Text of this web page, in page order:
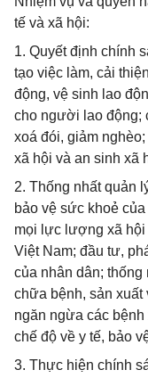
tế và xã hội:
1. Quyết định chính
tạo việc làm, cải
động, vệ sinh lao
cho người lao động;
xoá đói, giảm
xã hội và an sinh xã
2. Thống nhất quản
bảo vệ sức khoẻ
mọi lực lượng xã hội
Việt Nam; đầu tư,
của nhân dân; thống
chữa bệnh, sản xuất
ngăn ngừa các
chế độ về y tế, bảo
3. Thực hiện chính